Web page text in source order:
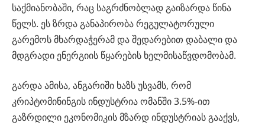
საქმიანობაში, რაც საგრძნობლად გაიზარდა წინა
წელს. ეს ზრდა განაპირობა რეგულატორული
გარემოს მხარდაჭერამ და შედარებით დაბალი და
მდგრადი ენერგიის წყარების ხელმისაწვდომობამ.
გარდა ამისა, ანგარიში ხაზს უსვამს, რომ
კრიპტომინინგის ინდუსტრია ომანში 3.5%-ით
გაზრდილი ეკონომიკის მზარდ ინდუსტრიას გააქვს,